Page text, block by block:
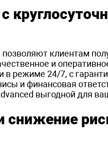
позволяют клиентам
и
в режиме 24/7, с
и финансовая
выгодной для
снижение